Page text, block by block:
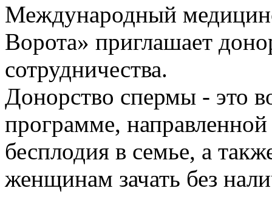
Международный
Ворота» приглашает
сотрудничества.
Донорство спермы - это
программе,
бесплодия в семье, а
женщинам зачать без